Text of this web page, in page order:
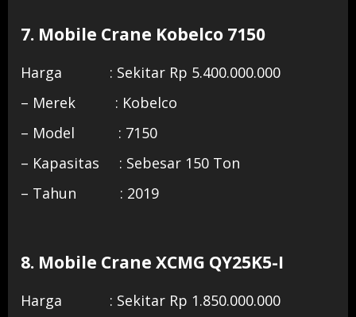
7. Mobile Crane Kobelco 7150
Harga : Sekitar Rp 5.400.000.000
– Merek : Kobelco
– Model : 7150
– Kapasitas : Sebesar 150 Ton
– Tahun : 2019
8. Mobile Crane XCMG QY25K5-I
Harga : Sekitar Rp 1.850.000.000